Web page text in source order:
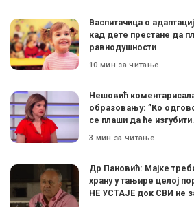
Васпитачица о
кад дете престане да
равнодушности
10 мин за читање
Нешовић
образовању: ”Ко
се плаши да ће изгубити
3 мин за читање
Др Пановић: Мајке
храну у тањире целој
НЕ УСТАЈЕ док СВИ не